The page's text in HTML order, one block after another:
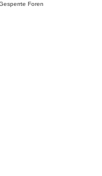
Foren